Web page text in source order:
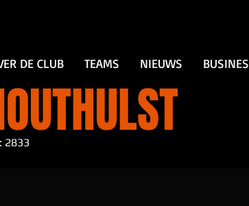
2833
DE CLUB TEAMS NIEUWS